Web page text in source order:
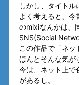
しかし、タイトル
よく考えると、
のmixiなんかは、
SNS(Social
この作品で「ネッ
ほんとそんな気が
今は、ネット上で
があるし。